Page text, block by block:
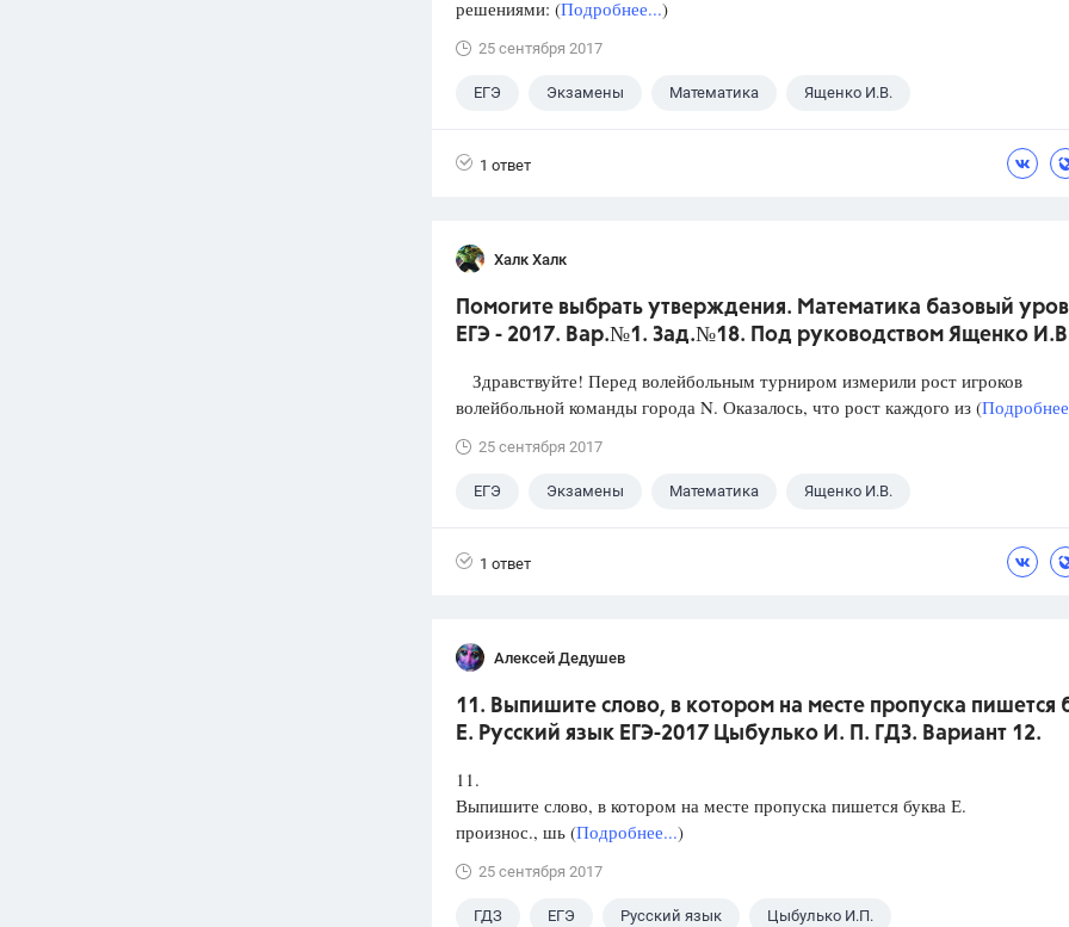
решениями: (Подробнее...)
25 сентября 2017
ЕГЭ Экзамены Математика Ященко И.В.
1 ответ
Халк Халк
Помогите выбрать утверждения. Математика базовый
ЕГЭ - 2017. Вар.№1. Зад.№18. Под руководством Ященко
Здравствуйте! Перед волейбольным турниром измерили рост игроков
волейбольной команды города N. Оказалось, что рост каждого из (
25 сентября 2017
ЕГЭ Экзамены Математика Ященко И.В.
1 ответ
Алексей Дедушев
11. Выпишите слово, в котором на месте пропуска пишется
Е. Русский язык ЕГЭ-2017 Цыбулько И. П. ГДЗ. Вариант 12.
11.
Выпишите слово, в котором на месте пропуска пишется буква Е.
произнос., шь (Подробнее...)
25 сентября 2017
ГДЗ ЕГЭ Русский язык Цыбулько И.П.